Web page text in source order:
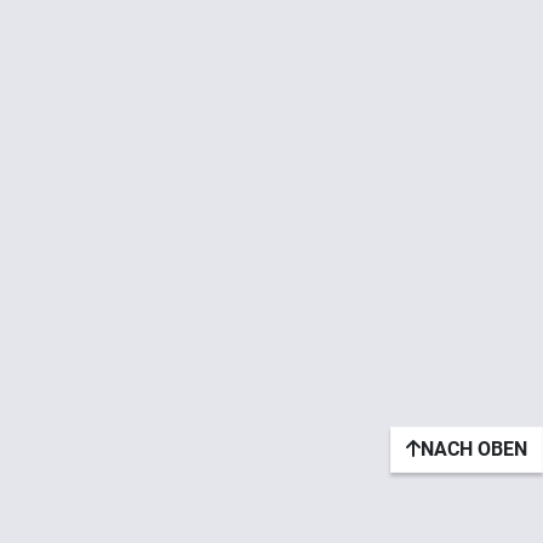
NACH OBEN